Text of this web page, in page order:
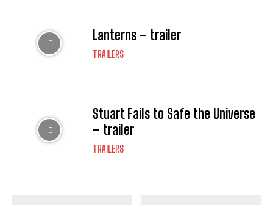
Lanterns – trailer
TRAILERS
Stuart Fails to Safe the Universe
– trailer
TRAILERS